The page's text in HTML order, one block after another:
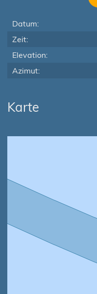
Datum:
Zeit:
Elevation:
Azimut:
Karte